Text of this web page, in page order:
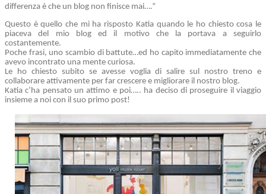
differenza è che un blog non finisce mai….”
Questo è quello che mi ha risposto Katia quando le ho chiesto cosa le
piaceva del mio blog ed il motivo che la portava a seguirlo
costantemente.
Poche frasi, uno scambio di battute…ed ho capito immediatamente che
avevo incontrato una mente curiosa.
Le ho chiesto subito se avesse voglia di salire sul nostro treno e
collaborare attivamente per far crescere e migliorare il nostro blog.
Katia c’ha pensato un attimo e poi….. ha deciso di proseguire il viaggio
insieme a noi con il suo primo post!